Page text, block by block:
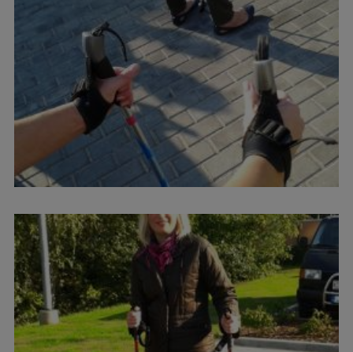
Muzeji un ekspozīcijas
Ģerbonis
Projekti
Reitingi
Virtuālā tūre
Studiju un vides pieejamība
Dati par 2025. gadu
Suvenīri un grāmatas